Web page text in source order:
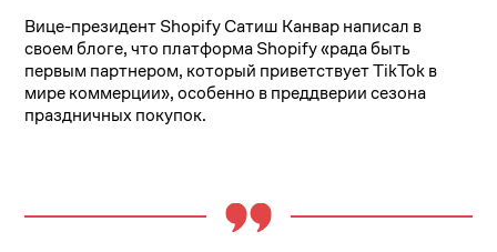
Вице-президент Shopify Сатиш Канвар написал в
своем блоге, что платформа Shopify «рада быть
первым партнером, который приветствует TikTok в
мире коммерции», особенно в преддверии сезона
праздничных покупок.